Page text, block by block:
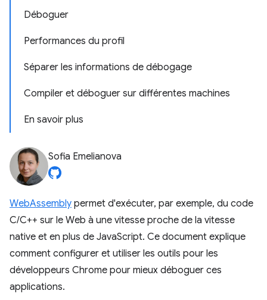
Déboguer
Performances du profil
Séparer les informations de débogage
Compiler et déboguer sur différentes machines
En savoir plus
Sofia Emelianova
WebAssembly permet d'exécuter, par exemple, du code
C/C++ sur le Web à une vitesse proche de la vitesse
native et en plus de JavaScript. Ce document explique
comment configurer et utiliser les outils pour les
développeurs Chrome pour mieux déboguer ces
applications.